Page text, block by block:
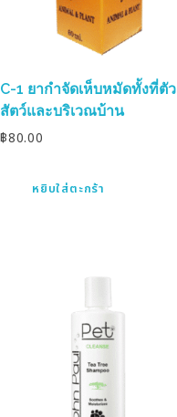
C-1 ยากำจัดเห็บหมัดทั้งที่ตัว
สัตว์และบริเวณบ้าน
฿80.00
หยิบใส่ตะกร้า